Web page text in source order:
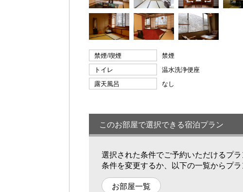
禁煙/喫煙 禁煙
トイレ
温水洗浄便座
露天風呂
なし
このお部屋で選択できる宿泊プラン
選択された条件でご予約いただけるプラ
条件を変更するか、以下の一覧からプラ
お部屋一覧